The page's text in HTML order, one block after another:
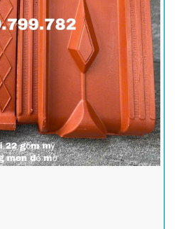
dẫn cách lợp đầy đủ, chi tiết nhất
ngói 16 Indo và ngói 16 Việt Nam.
cam kết mang tới cho quý khách hàng
cũng như nâng cao tính thẩm mỹ của
mã hiệu kích thước, màu sắc, không làm
liệu xây dựng, Gạch Ngói được
xây dựng .Ngói là loại vật liệu xây dựng
lợp mái các công trình xây dựng. Tùy
phương pháp sản xuất, nguyên liệu
vi sử dụng để có thể phân thành nhiều